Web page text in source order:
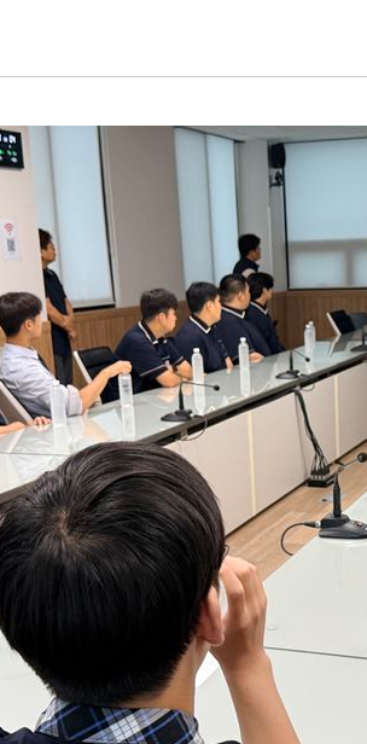
패…LAFC는 승부차기 끝 과달라하라 격파
상청 "태풍 지나며 폭염 잠시 꺾인다"
혼조 출발…나스닥 0.3%↓, 다우 0.14%↑
심판 성 접대 파문에 "현재는 내부 지침 준수"
위' 결론냈던 스포츠윤리센터도 압수수색
단거리탄도미사일…감시·경계태세 강화"
쏜 발사체는 탄도미사일 가능성
비스 장애 발생…"원인 파악 중"
으로 미상 발사체 발사"
…한밤 열대야도 계속[내일날씨]
3연전도 폭염 취소…11일 재개
배경엔 美의 대한국 무역적자 있어"
축구협회…초유의 압수수색에 '충격·당황'
최고치 경신…영등포 순간 '40도'
가 압수수색…내란 중요임무종사 혐의
복…0.26% 오른 801.67 마감
포인트(4.58%) 내린 6296.38 마감
원 내린 1423.8원 마감
리, 스페이스X 로켓 달 충돌 흔적 포착
패…LAFC는 승부차기 끝 과달라하라 격파